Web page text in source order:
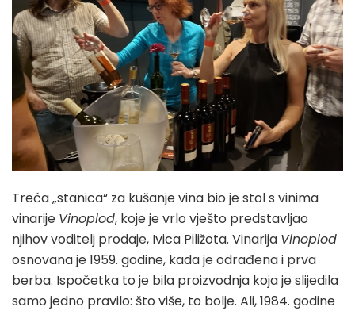
Treća „stanica“ za kušanje vina bio je stol s vinima
vinarije Vinoplod, koje je vrlo vješto predstavljao
njihov voditelj prodaje, Ivica Piližota. Vinarija Vinoplod
osnovana je 1959. godine, kada je odrađena i prva
berba. Ispočetka to je bila proizvodnja koja je slijedila
samo jedno pravilo: što više, to bolje. Ali, 1984. godine